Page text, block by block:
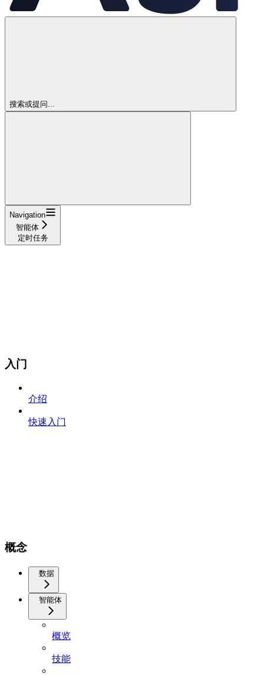
搜索或提问...
Navigation
智能体
定时任务
入门
介绍
快速入门
概念
数据
智能体
概览
技能